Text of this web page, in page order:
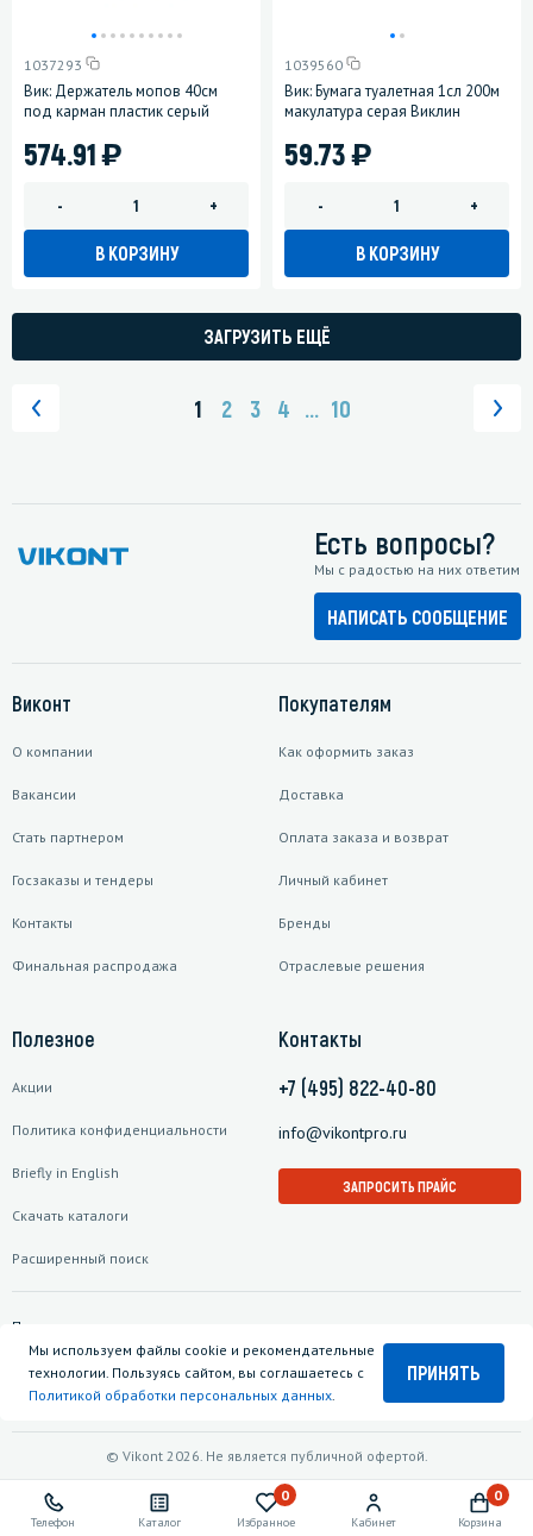
Телефон Каталог
0
Избранное Кабинет
0
Корзина
1037293
Вик: Держатель мопов 40см
под карман пластик серый
574.91)
- +
В КОРЗИНУ
1039560
Вик: Бумага туалетная 1сл 200м
макулатура серая Виклин
59.73)
- +
В КОРЗИНУ
ЗАГРУЗИТЬ ЕЩЁ
1 2 3 4 ... 10
Есть вопросы?
Мы с радостью на них ответим
НАПИСАТЬ СООБЩЕНИЕ
Виконт
О компании
Вакансии
Стать партнером
Госзаказы и тендеры
Контакты
Финальная распродажа
Покупателям
Как оформить заказ
Доставка
Оплата заказа и возврат
Личный кабинет
Бренды
Отраслевые решения
Полезное
Акции
Политика конфиденциальности
Briefly in English
Скачать каталоги
Расширенный поиск
Контакты
+7 (495) 822-40-80
info@vikontpro.ru
ЗАПРОСИТЬ ПРАЙС
© Vikont 2026. Не является публичной офертой.
Подписаться на рассылку
Мы используем файлы cookie и рекомендательные
технологии. Пользуясь сайтом, вы соглашаетесь с
Политикой обработки персональных данных.
ПРИНЯТЬ